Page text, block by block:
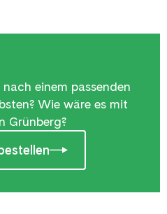
einem passenden
Wie wäre es mit
Grünberg?